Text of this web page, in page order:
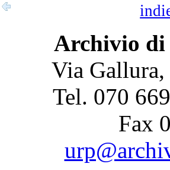
Archivio
Via
Tel. 070
Fax